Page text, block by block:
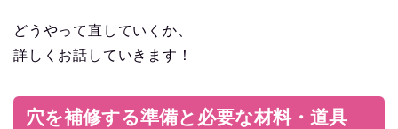
どうやって直していくか、
詳しくお話していきます！
穴を補修する準備と必要な材料・道具